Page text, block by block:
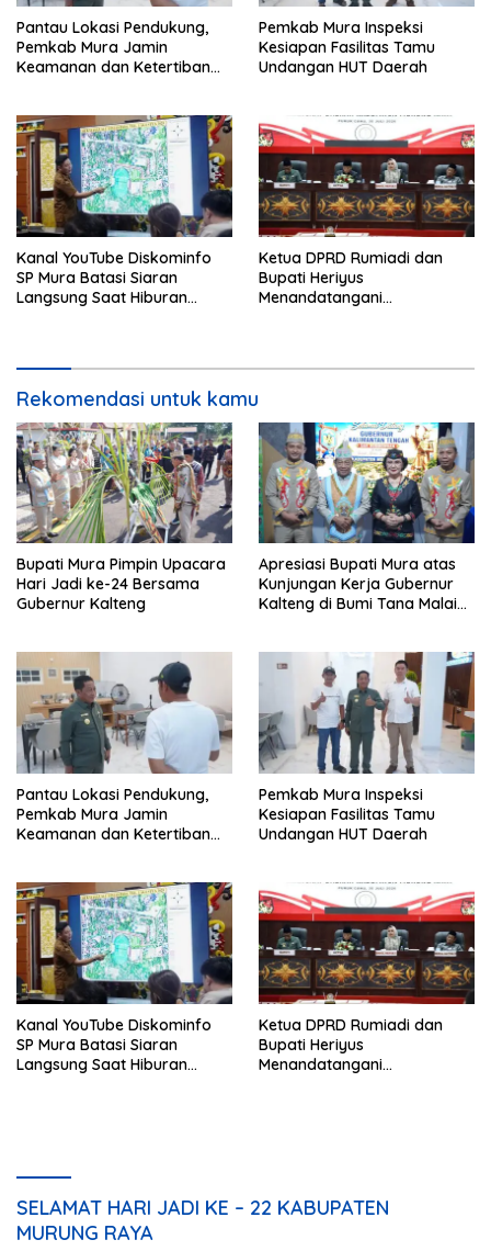
Pantau Lokasi Pendukung,
Pemkab Mura Jamin
Keamanan dan Ketertiban
Pemkab Mura Inspeksi
Kesiapan Fasilitas Tamu
Undangan HUT Daerah
Kanal YouTube Diskominfo
SP Mura Batasi Siaran
Langsung Saat Hiburan
Ketua DPRD Rumiadi dan
Bupati Heriyus
Menandatangani
Rekomendasi untuk kamu
Bupati Mura Pimpin Upacara
Hari Jadi ke-24 Bersama
Gubernur Kalteng
Apresiasi Bupati Mura atas
Kunjungan Kerja Gubernur
Kalteng di Bumi Tana Malai
Pantau Lokasi Pendukung,
Pemkab Mura Jamin
Keamanan dan Ketertiban
Pemkab Mura Inspeksi
Kesiapan Fasilitas Tamu
Undangan HUT Daerah
Kanal YouTube Diskominfo
SP Mura Batasi Siaran
Langsung Saat Hiburan
Ketua DPRD Rumiadi dan
Bupati Heriyus
Menandatangani
SELAMAT HARI JADI KE – 22 KABUPATEN
MURUNG RAYA